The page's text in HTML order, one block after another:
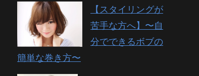
【スタイリングが
苦手な方へ】〜自
分でできるボブの
簡単な巻き方〜